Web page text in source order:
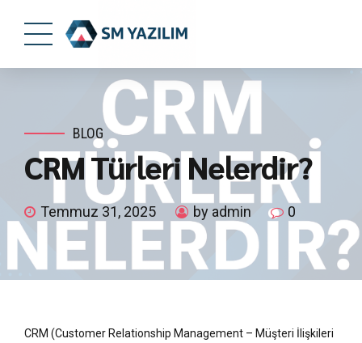
BLOG
CRM Türleri Nelerdir?
Temmuz 31, 2025 by admin 0
CRM (Customer Relationship Management – Müşteri İlişkileri